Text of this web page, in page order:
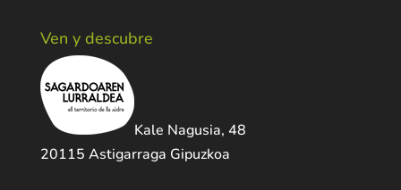
Ven y descubre
Kale Nagusia, 48
20115 Astigarraga Gipuzkoa